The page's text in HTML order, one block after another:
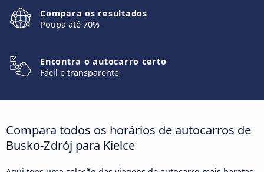
Compara os resultados
Poupa até 70%
Encontra o autocarro certo
Fácil e transparente
Compara todos os horários de autocarros de
Busko-Zdrój para Kielce